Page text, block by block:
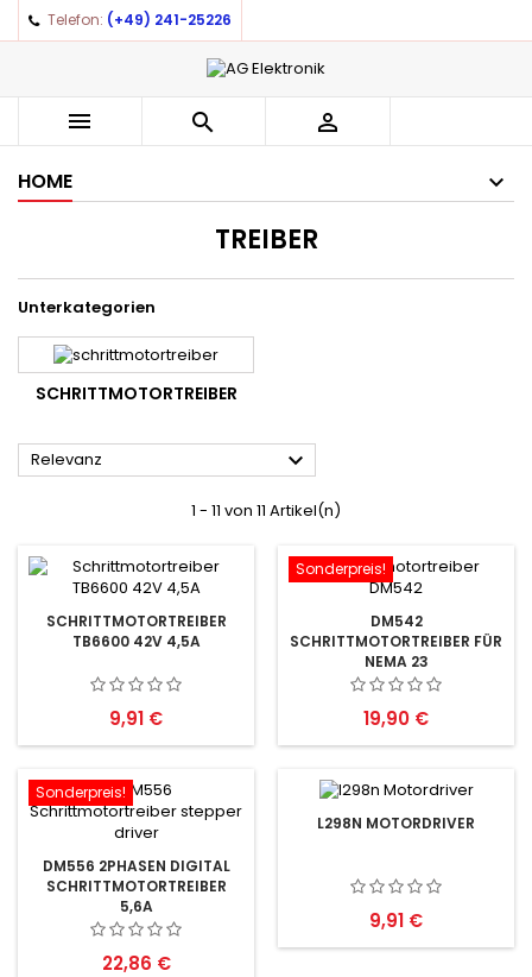
Telefon: (+49) 241-25226
  
HOME
TREIBER
Unterkategorien
SCHRITTMOTORTREIBER
Relevanz 
1 - 11 von 11 Artikel(n)
SCHRITTMOTORTREIBER
TB6600 42V 4,5A
Preis
9,91 €
Sonderpreis!
DM542
SCHRITTMOTORTREIBER FÜR
NEMA 23
Preis
19,90 €
Sonderpreis!
DM556 2PHASEN DIGITAL
SCHRITTMOTORTREIBER
5,6A
Preis
22,86 €
L298N MOTORDRIVER
Preis
9,91 €